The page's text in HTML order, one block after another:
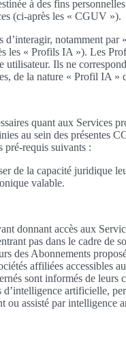
à des fins
(ci-après les « CGUV »).
notamment par
les « Profils IA »). Les
Ils ne
de la nature « Profil IA
quant aux Services
au sein des présentes
pré-requis suivants :
de la capacité juridique
valable.
donnant accès aux
pas dans le cadre
Abonnements
affiliées accessibles
sont informés de leurs
artificielle,
ou assisté par intelligence